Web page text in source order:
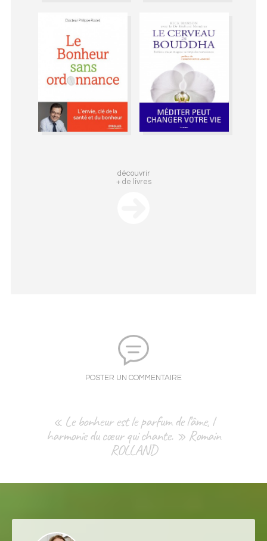
découvrir
+ de livres
POSTER UN COMMENTAIRE
« Le bonheur est le parfum de l’âme, l
harmonie du cœur qui chante. » Romain
ROLLAND